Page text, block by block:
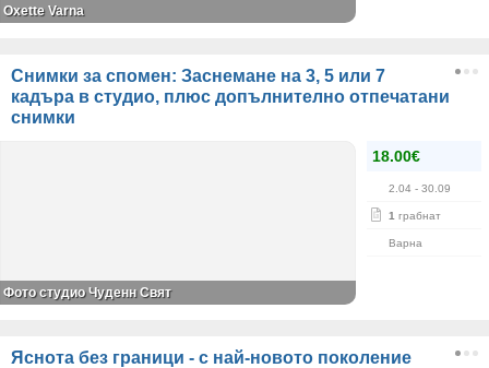
Oxette Varna
Снимки за спомен: Заснемане на 3, 5 или 7
кадъра в студио, плюс допълнително отпечатани
снимки
18.00€
2.04 - 30.09
1 грабнат
Варна
Фото студио Чуденн Свят
Яснота без граници - с най-новото поколение